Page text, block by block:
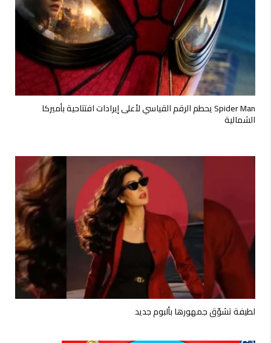
Spider Man يحطم الرقم القياسي لأعلى إيرادات افتتاحية بأميركا
الشمالية
لطيفة تشوّق جمهورها بألبوم جديد